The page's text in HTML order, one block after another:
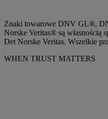
Znaki towarowe DNV GL®,
Norske Veritas® są własnością
Det Norske Veritas. Wszelkie
WHEN TRUST MATTERS